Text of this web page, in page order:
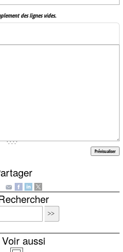
des lignes vides.
Voir aussi